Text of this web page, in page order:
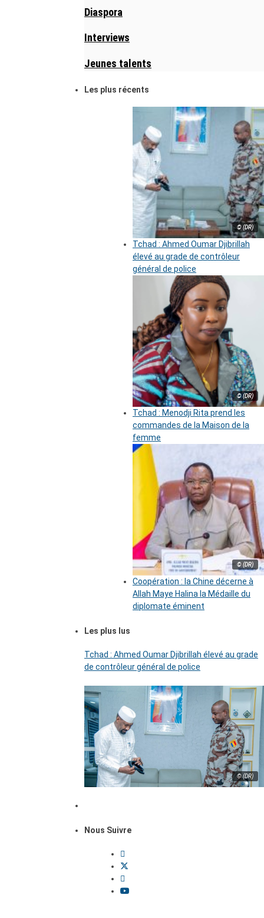
Diaspora
Interviews
Jeunes talents
Les plus récents
© (DR)
Tchad : Ahmed Oumar Djibrillah
élevé au grade de contrôleur
général de police
© (DR)
Tchad : Menodji Rita prend les
commandes de la Maison de la
femme
© (DR)
Coopération : la Chine décerne à
Allah Maye Halina la Médaille du
diplomate éminent
Les plus lus
Tchad : Ahmed Oumar Djibrillah élevé au grade
de contrôleur général de police
© (DR)
Nous Suivre